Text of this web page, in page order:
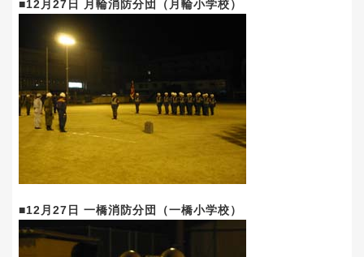
■12月27日 月輪消防分団（月輪小学校）
■12月27日 一橋消防分団（一橋小学校）